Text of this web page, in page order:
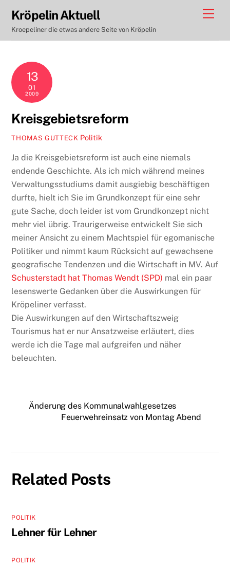
content
Kröpelin Aktuell
Kroepeliner die etwas andere Seite von Kröpelin
13
01
2009
Kreisgebietsreform
THOMAS GUTTECK Politik
Ja die Kreisgebietsreform ist auch eine niemals
endende Geschichte. Als ich mich während meines
Verwaltungsstudiums damit ausgiebig beschäftigen
durfte, hielt ich Sie im Grundkonzept für eine sehr
gute Sache, doch leider ist vom Grundkonzept nicht
mehr viel übrig. Traurigerweise entwickelt Sie sich
meiner Ansicht zu einem Machtspiel für egomanische
Politiker und nimmt kaum Rücksicht auf gewachsene
geografische Tendenzen und die Wirtschaft in MV. Auf
Schusterstadt hat Thomas Wendt (SPD) mal ein paar
lesenswerte Gedanken über die Auswirkungen für
Kröpeliner verfasst.
Die Auswirkungen auf den Wirtschaftszweig
Tourismus hat er nur Ansatzweise erläutert, dies
werde ich die Tage mal aufgreifen und näher
beleuchten.
Änderung des Kommunalwahlgesetzes
Feuerwehreinsatz von Montag Abend
Related Posts
POLITIK
Lehner für Lehner
POLITIK